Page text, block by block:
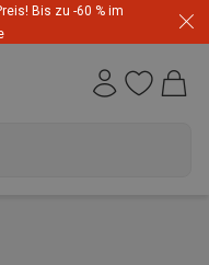
Bis zu -60 % im